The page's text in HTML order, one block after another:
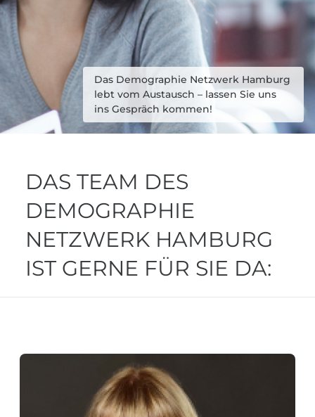
Das Demographie Netzwerk Hamburg
lebt vom Austausch – lassen Sie uns
ins Gespräch kommen!
DAS TEAM DES
DEMOGRAPHIE
NETZWERK HAMBURG
IST GERNE FÜR SIE DA: